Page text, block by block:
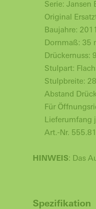
Serie: Jansen
Original
Baujahre:
Dornmaß: 35
Drückernuss:
Stulpart:
Stulpbreite:
Abstand
Für
Lieferumfang
Art.-Nr.
HINWEIS: Das
Spezifikation